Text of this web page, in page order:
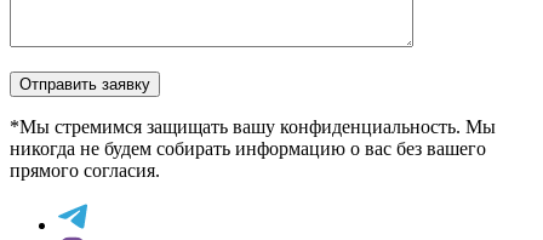
Отправить заявку
*Мы стремимся защищать вашу конфиденциальность. Мы
никогда не будем собирать информацию о вас без вашего
прямого согласия.